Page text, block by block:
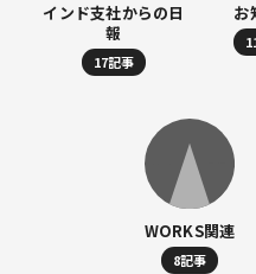
インド支社からの日
報
17記事
お
WORKS関連
8記事